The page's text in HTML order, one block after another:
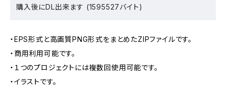
購入後にDL出来ます (1595527バイト)
・EPS形式と高画質PNG形式をまとめたZIPファイルです。
・商用利用可能です。
・１つのプロジェクトには複数回使用可能です。
・イラストです。